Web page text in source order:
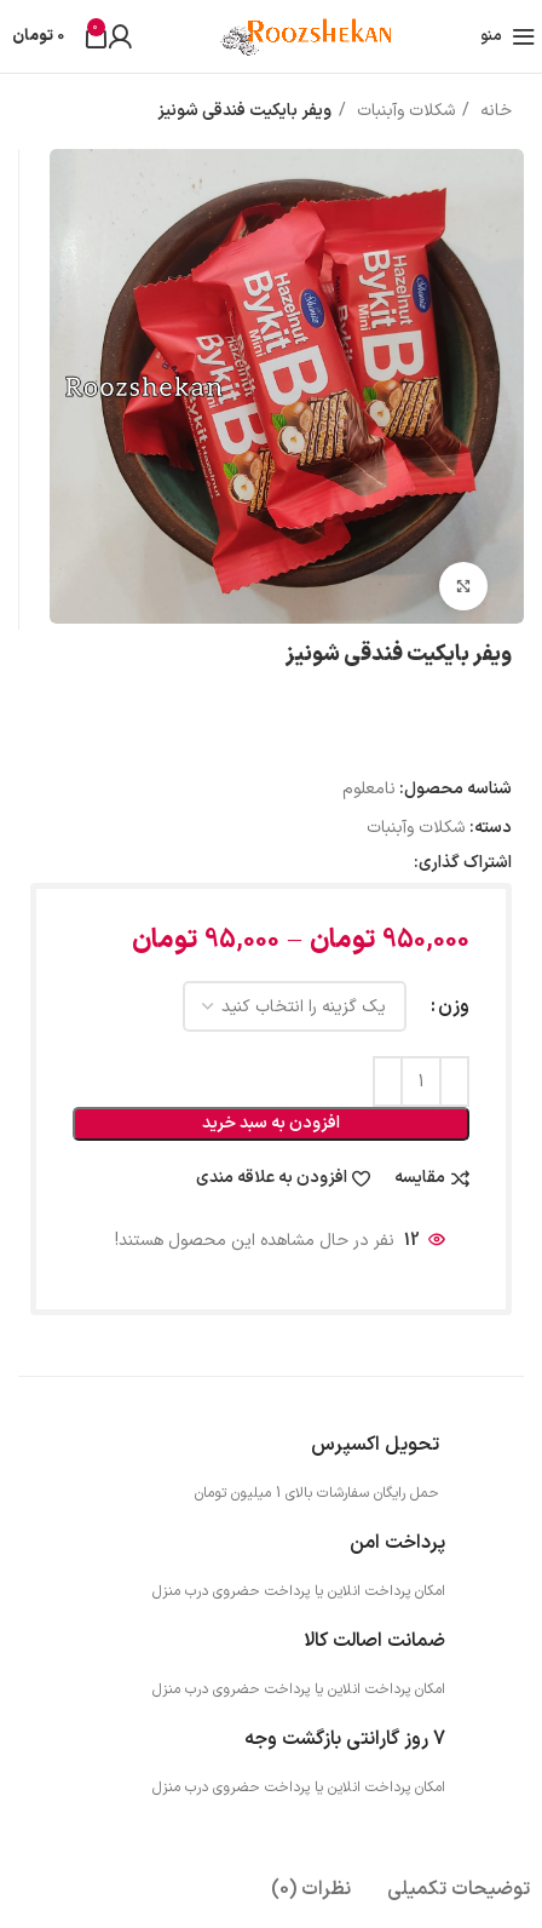
منو 0
0 تومان
خانه شکلات وآبنبات ویفر بایکیت فندقی شونیز
بزرگنمایی تصویر
ویفر بایکیت فندقی شونیز
شناسه محصول: نامعلوم
دسته: شکلات وآبنبات
اشتراک گذاری:
950,000 تومان –
95,000 تومان
وزن
افزودن به سبد خرید
مقایسه افزودن به علاقه مندی
12 نفر در حال مشاهده این محصول هستند!
تحویل اکسپرس
حمل رایگان سفارشات بالای 1 میلیون تومان
پرداخت امن
امکان پرداخت انلاین یا پرداخت حضروی درب منزل
ضمانت اصالت کالا
امکان پرداخت انلاین یا پرداخت حضروی درب منزل
7 روز گارانتی بازگشت وجه
امکان پرداخت انلاین یا پرداخت حضروی درب منزل
توضیحات تکمیلی نظرات (0)